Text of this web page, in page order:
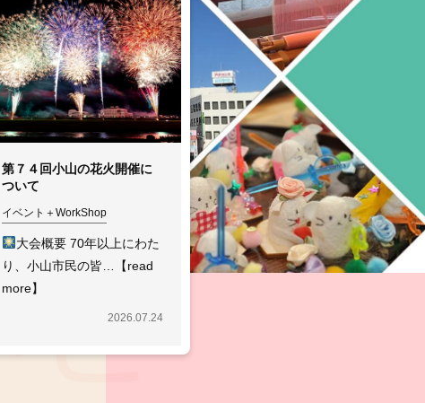
第７４回小山の花火開催に
ついて
イベント＋WorkShop
大会概要 70年以上にわた
り、小山市民の皆…【read
more】
2026.07.24